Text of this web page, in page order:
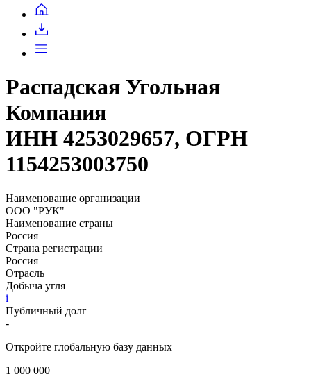
Распадская Угольная
Компания
ИНН 4253029657, ОГРН
1154253003750
Наименование организации
ООО "РУК"
Наименование страны
Россия
Страна регистрации
Россия
Отрасль
Добыча угля
i
Публичный долг
-
Откройте глобальную базу данных
1 000 000